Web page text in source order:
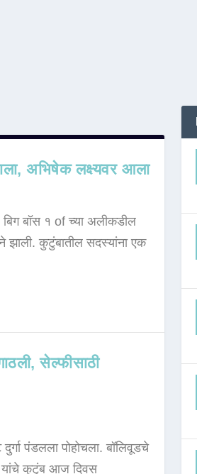
अभिषेक लक्ष्यवर आला
बिग बॉस १ of च्या अलीकडील
झाली. कुटुंबातील सदस्यांना एक
सेल्फीसाठी
पंडलला पोहोचला. बॉलिवूडचे
यांचे कुटुंब आज दिवस